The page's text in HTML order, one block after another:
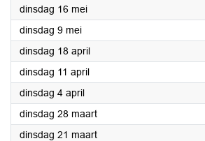
dinsdag 16 mei2023
dinsdag 9 mei2023
dinsdag 18 april2023
dinsdag 11 april2023
dinsdag 4 april2023
dinsdag 28 maart2023
dinsdag 21 maart2023